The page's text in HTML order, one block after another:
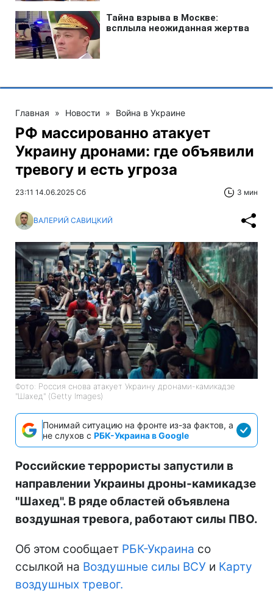
Главная » Новости » Война в Украине
РФ массированно атакует
Украину дронами: где объявили
тревогу и есть угроза
23:11 14.06.2025 Сб 3 мин
ВАЛЕРИЙ САВИЦКИЙ
Фото: Россия снова атакует Украину дронами-камикадзе
"Шахед" (Getty Images)
Понимай ситуацию на фронте из-за фактов, а
не слухов с РБК-Украина в Google
Российские террористы запустили в
направлении Украины дроны-камикадзе
"Шахед". В ряде областей объявлена
воздушная тревога, работают силы ПВО.
Об этом сообщает РБК-Украина со
ссылкой на Воздушные силы ВСУ и Карту
воздушных тревог.